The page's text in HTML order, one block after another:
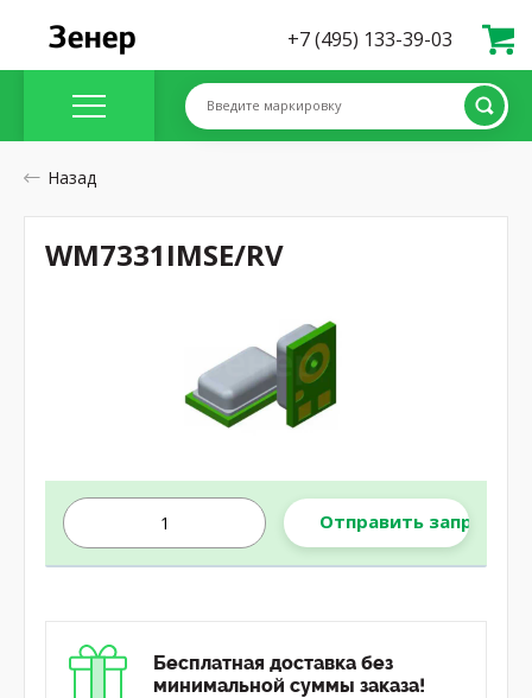
+7 (495) 133-39-03
Введите маркировку
Назад
Отправить запрос
Бесплатная доставка без
минимальной суммы заказа!
WM7331IMSE/RV